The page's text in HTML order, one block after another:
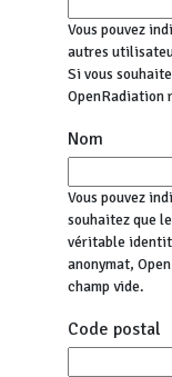
Vous pouvez
autres
Si vous
OpenRadiation
Nom
Vous pouvez
souhaitez que
véritable
anonymat,
champ vide.
Code postal